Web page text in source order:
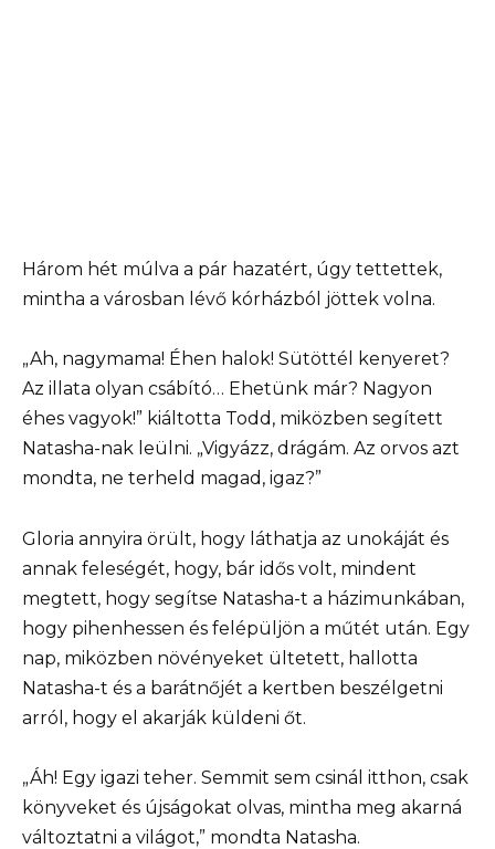
Három hét múlva a pár hazatért, úgy tettettek,
mintha a városban lévő kórházból jöttek volna.
„Ah, nagymama! Éhen halok! Sütöttél kenyeret?
Az illata olyan csábító… Ehetünk már? Nagyon
éhes vagyok!” kiáltotta Todd, miközben segített
Natasha-nak leülni. „Vigyázz, drágám. Az orvos azt
mondta, ne terheld magad, igaz?”
Gloria annyira örült, hogy láthatja az unokáját és
annak feleségét, hogy, bár idős volt, mindent
megtett, hogy segítse Natasha-t a házimunkában,
hogy pihenhessen és felépüljön a műtét után. Egy
nap, miközben növényeket ültetett, hallotta
Natasha-t és a barátnőjét a kertben beszélgetni
arról, hogy el akarják küldeni őt.
„Áh! Egy igazi teher. Semmit sem csinál itthon, csak
könyveket és újságokat olvas, mintha meg akarná
változtatni a világot,” mondta Natasha.